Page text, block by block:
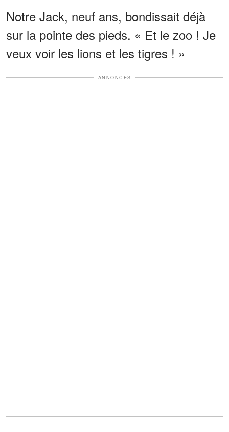
Notre Jack, neuf ans, bondissait déjà
sur la pointe des pieds. « Et le zoo ! Je
veux voir les lions et les tigres ! »
ANNONCES